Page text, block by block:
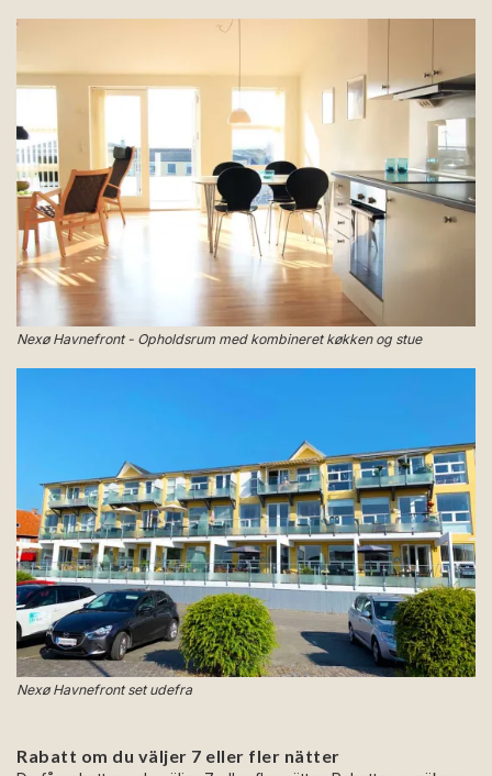
Nexø Havnefront - Opholdsrum med kombineret køkken og stue
Nexø Havnefront set udefra
Rabatt om du väljer 7 eller fler nätter